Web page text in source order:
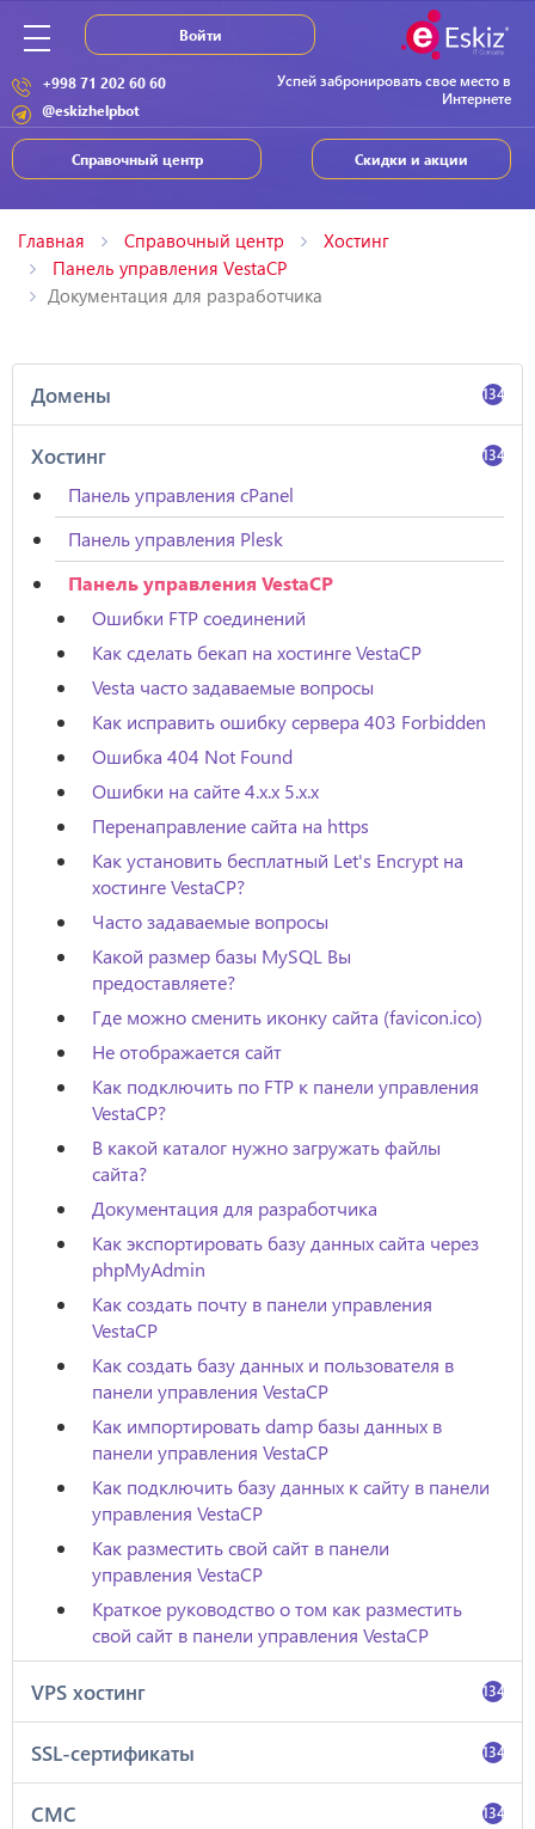
Успей забронировать свое место в
Интернете
+998 71 202 60 60
@eskizhelpbot
Скидки и акции
Справочный центр
Войти
Главная Справочный центр
Хостинг
Панель управления VestaCP
Документация для разработчика
Домены 134
Хостинг 134
Панель управления cPanel
Панель управления Plesk
Панель управления VestaCP
Ошибки FTP соединений
Как сделать бекап на хостинге VestaCP
Vesta часто задаваемые вопросы
Как исправить ошибку сервера 403 Forbidden
Ошибка 404 Not Found
Ошибки на сайте 4.x.x 5.x.x
Перенаправление сайта на https
Как установить бесплатный Let's Encrypt на
хостинге VestaCP?
Часто задаваемые вопросы
Какой размер базы MySQL Вы
предоставляете?
Где можно сменить иконку сайта (favicon.ico)
Не отображается сайт
Как подключить по FTP к панели управления
VestaCP?
В какой каталог нужно загружать файлы
сайта?
Документация для разработчика
Как экспортировать базу данных сайта через
phpMyAdmin
Как создать почту в панели управления
VestaCP
Как создать базу данных и пользователя в
панели управления VestaCP
Как импортировать damp базы данных в
панели управления VestaCP
Как подключить базу данных к сайту в панели
управления VestaCP
Как разместить свой сайт в панели
управления VestaCP
Краткое руководство о том как разместить
свой сайт в панели управления VestaCP
VPS хостинг 134
SSL-сертификаты 134
СМС 134